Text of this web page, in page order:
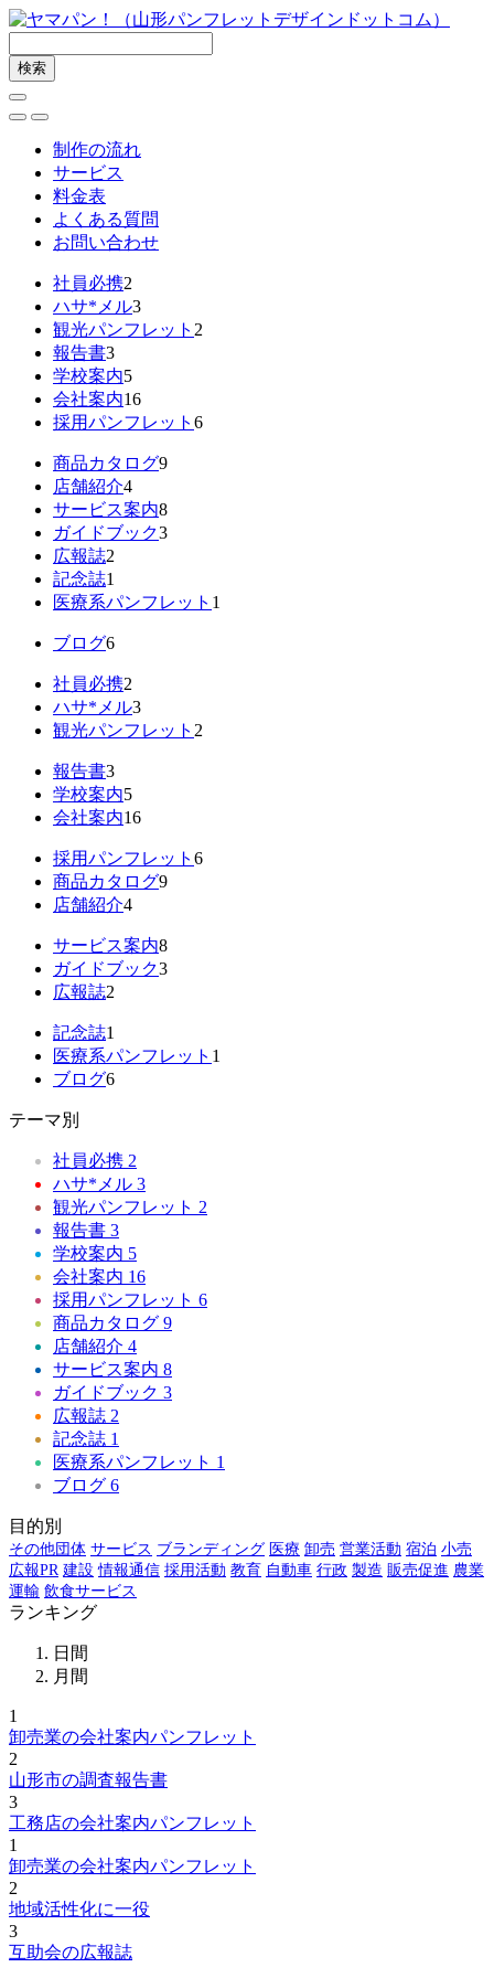
制作の流れ
サービス
料金表
よくある質問
お問い合わせ
社員必携2
ハサ*メル3
観光パンフレット 2
報告書3
学校案内5
会社案内16
採用パンフレット 6
商品カタログ9
店舗紹介4
サービス案内8
ガイドブック3
広報誌2
記念誌1
医療系パンフレット 1
ブログ6
社員必携2
ハサ*メル3
観光パンフレット 2
報告書3
学校案内5
会社案内16
採用パンフレット 6
商品カタログ9
店舗紹介4
サービス案内8
ガイドブック3
広報誌2
記念誌1
医療系パンフレット 1
ブログ6
テーマ別
社員必携 2
ハサ*メル 3
観光パンフレット 2
報告書 3
学校案内 5
会社案内 16
採用パンフレット 6
商品カタログ 9
店舗紹介 4
サービス案内 8
ガイドブック 3
広報誌 2
記念誌 1
医療系パンフレット 1
ブログ 6
目的別
その他団体 サービス ブランディング 医療 卸売 営業活動 宿泊 小売
広報PR 建設 情報通信 採用活動 教育 自動車 行政 製造 販売促進 農業
運輸 飲食サービス
ランキング
日間
月間
1
卸売業の会社案内パンフレット
2
山形市の調査報告書
3
工務店の会社案内パンフレット
1
卸売業の会社案内パンフレット
2
地域活性化に一役
3
互助会の広報誌